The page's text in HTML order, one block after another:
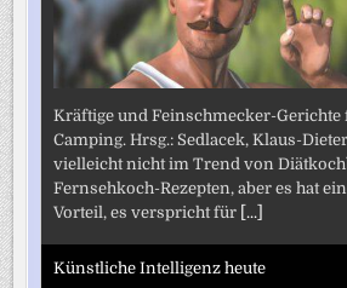
Kräftige und Feinschmecker-Gerichte
Camping. Hrsg.: Sedlacek, Klaus-
vielleicht nicht im Trend von
Fernsehkoch-Rezepten, aber es hat
Vorteil, es verspricht für [...]
Künstliche Intelligenz heute